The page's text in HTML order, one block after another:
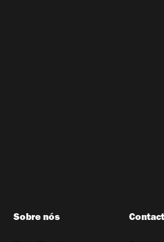
Sobre nós